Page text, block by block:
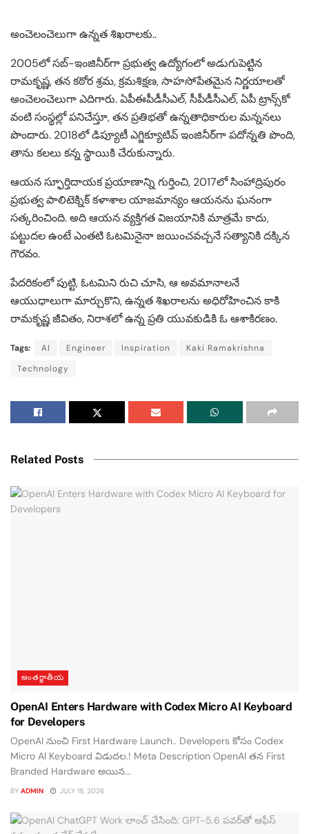
అంచెలంచెలుగా ఉన్నత శిఖరాలకు..
2005లో సబ్-ఇంజినీర్‌గా ప్రభుత్వ ఉద్యోగంలో అడుగుపెట్టిన
రామకృష్ణ, తన కఠోర శ్రమ, క్రమశిక్షణ, సాహసోపేతమైన నిర్ణయాలతో
అంచెలంచెలుగా ఎదిగారు. ఏపీఈపీడీసీఎల్, సీపీడీసీఎల్, ఏపీ ట్రాన్స్‌కో
వంటి సంస్థల్లో పనిచేస్తూ, తన ప్రతిభతో ఉన్నతాధికారుల మన్ననలు
పొందారు. 2018లో డిప్యూటీ ఎగ్జిక్యూటివ్ ఇంజినీర్‌గా పదోన్నతి పొంది,
తాను కలలు కన్న స్థాయికి చేరుకున్నారు.
ఆయన స్ఫూర్తిదాయక ప్రయాణాన్ని గుర్తించి, 2017లో సింహాద్రిపురం
ప్రభుత్వ పాలిటెక్నిక్ కళాశాల యాజమాన్యం ఆయనను ఘనంగా
సత్కరించింది. అది ఆయన వ్యక్తిగత విజయానికి మాత్రమే కాదు,
పట్టుదల ఉంటే ఎంతటి ఓటమినైనా జయించవచ్చనే సత్యానికి దక్కిన
గౌరవం.
పేదరికంలో పుట్టి, ఓటమిని రుచి చూసి, ఆ అవమానాలనే
ఆయుధాలుగా మార్చుకొని, ఉన్నత శిఖరాలను అధిరోహించిన కాకి
రామకృష్ణ జీవితం, నిరాశలో ఉన్న ప్రతి యువకుడికి ఓ ఆశాకిరణం.
Tags: AI Engineer Inspiration
Kaki Ramakrishna
Technology
Related Posts
అంతర్జాతీయ
OpenAI Enters Hardware with Codex Micro AI Keyboard
for Developers
OpenAI నుంచి First Hardware Launch.. Developers కోసం Codex
Micro AI Keyboard విడుదల.! Meta Description OpenAI తన First
Branded Hardware అయిన...
BY ADMIN JULY 18, 2026